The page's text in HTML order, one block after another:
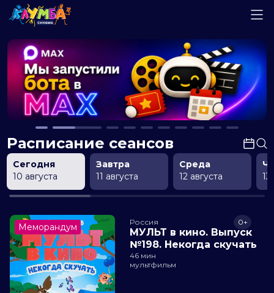
Расписание сеансов
Сегодня
10 августа
Завтра
11 августа
Среда
12 августа
13
Меморандум Россия
МУЛЬТ в кино. Выпуск
№198. Некогда скучать
0+
46 мин
мультфильм